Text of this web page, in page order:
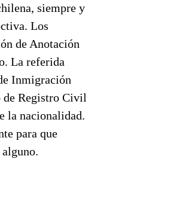
siempre y
Los
de Anotación
La referida
Inmigración
de Registro Civil
la nacionalidad.
para que